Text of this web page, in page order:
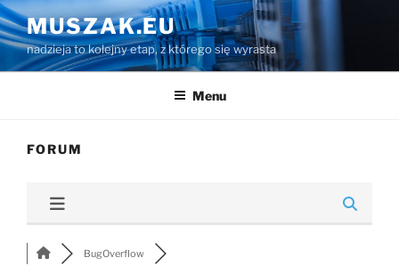
Przejdź
do
treści
MUSZAK.EU
nadzieja to kolejny etap, z którego się wyrasta
Menu
FORUM
BugOverflow